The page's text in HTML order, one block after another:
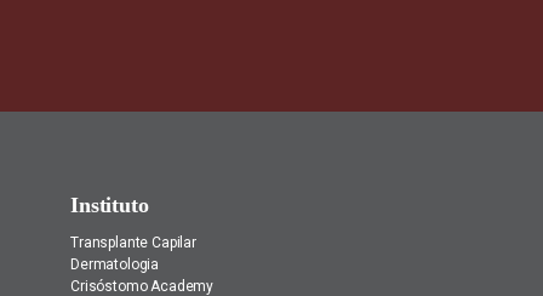
Instituto
Transplante Capilar
Dermatologia
Crisóstomo Academy